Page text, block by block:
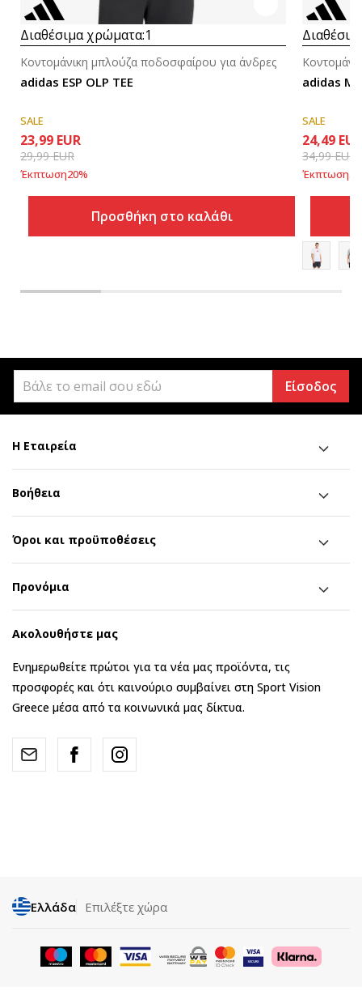
Διαθέσιμα χρώματα:1
adidas ESP OLP TEE
Κοντομάνικη μπλούζα ποδοσφαίρου για άνδρες
SALE
23,99 EUR
29,99EUR
Έκπτωση20%
Προσθήκη στο καλάθι
adidas M
SALE
24,49 EUR
34,99EUR
Έκπτωση30
Είσοδος
Η Εταιρεία
Βοήθεια
Όροι και προϋποθέσεις
Προνόμια
Ακολουθήστε μας
Ενημερωθείτε πρώτοι για τα νέα μας προϊόντα, τις
προσφορές και ότι καινούριο συμβαίνει στη Sport Vision
Greece μέσα από τα κοινωνικά μας δίκτυα.
Ελλάδα Επιλέξτε χώρα